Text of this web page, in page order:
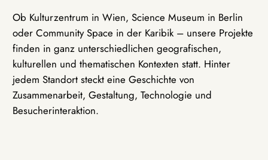
Ob Kulturzentrum in Wien, Science Museum in Berlin
oder Community Space in der Karibik – unsere Projekte
finden in ganz unterschiedlichen geografischen,
kulturellen und thematischen Kontexten statt. Hinter
jedem Standort steckt eine Geschichte von
Zusammenarbeit, Gestaltung, Technologie und
Besucherinteraktion.